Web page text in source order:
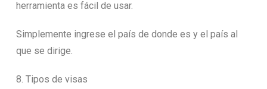
herramienta es fácil de usar.
Simplemente ingrese el país de donde es y el país al
que se dirige.
8. Tipos de visas